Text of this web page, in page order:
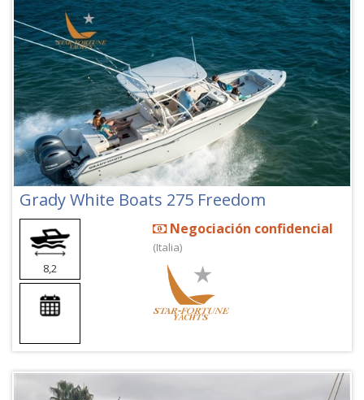
Grady White Boats 275 Freedom
8,2
Negociación confidencial
(Italia)